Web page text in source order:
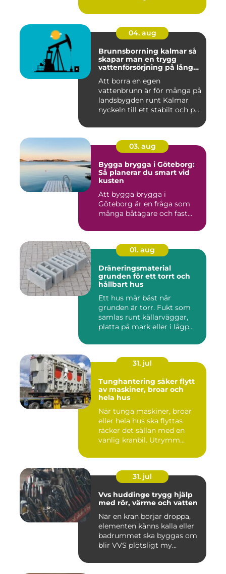
04. aug
Brunnsborrning kalmar så
skapar man en trygg
vattenförsörjning på lång
Att borra en egen
vattenbrunn är för många på
landsbygden runt Kalmar
nyckeln till ett stabilt och p...
03. aug
Bygga brygga i Göteborg:
Så planerar du smart vid
kusten
Att bygga brygga i
Göteborg är en fråga som
många båtägare och fast...
01. aug
Dräneringsmaterial
grunden för ett torrt och
hållbart hus
Ett hus mår bäst när
grunden är torr. Fukt som
samlas runt källarväggar,
platta på mark eller i lågp...
31. jul
Tunghantering säker flytt
av maskiner, broar och
hela hus
När tunga maskiner, broar
eller hela hus ska flyttas
räcker det sällan med en
vanlig kranbil. Utrymm...
31. jul
Vvs huddinge trygg hjälp
med rör, värme och vatten
När en kran börjar droppa,
elementen känns kalla eller
badrummet ska byggas om
blir VVS plötsligt my...